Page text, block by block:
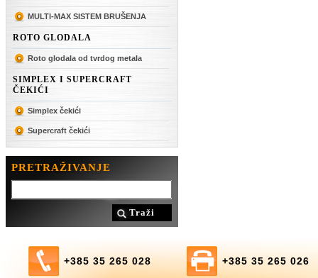
MULTI-MAX SISTEM BRUŠENJA
ROTO GLODALA
Roto glodala od tvrdog metala
SIMPLEX I SUPERCRAFT
ČEKIĆI
Simplex čekići
Supercraft čekići
PRETRAŽIVANJE
Traži
+385 35 265 028 +385 35 265 026